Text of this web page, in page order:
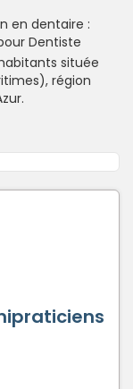
avec Google
avec Facebook
en dentaire :
Dentiste
située
région